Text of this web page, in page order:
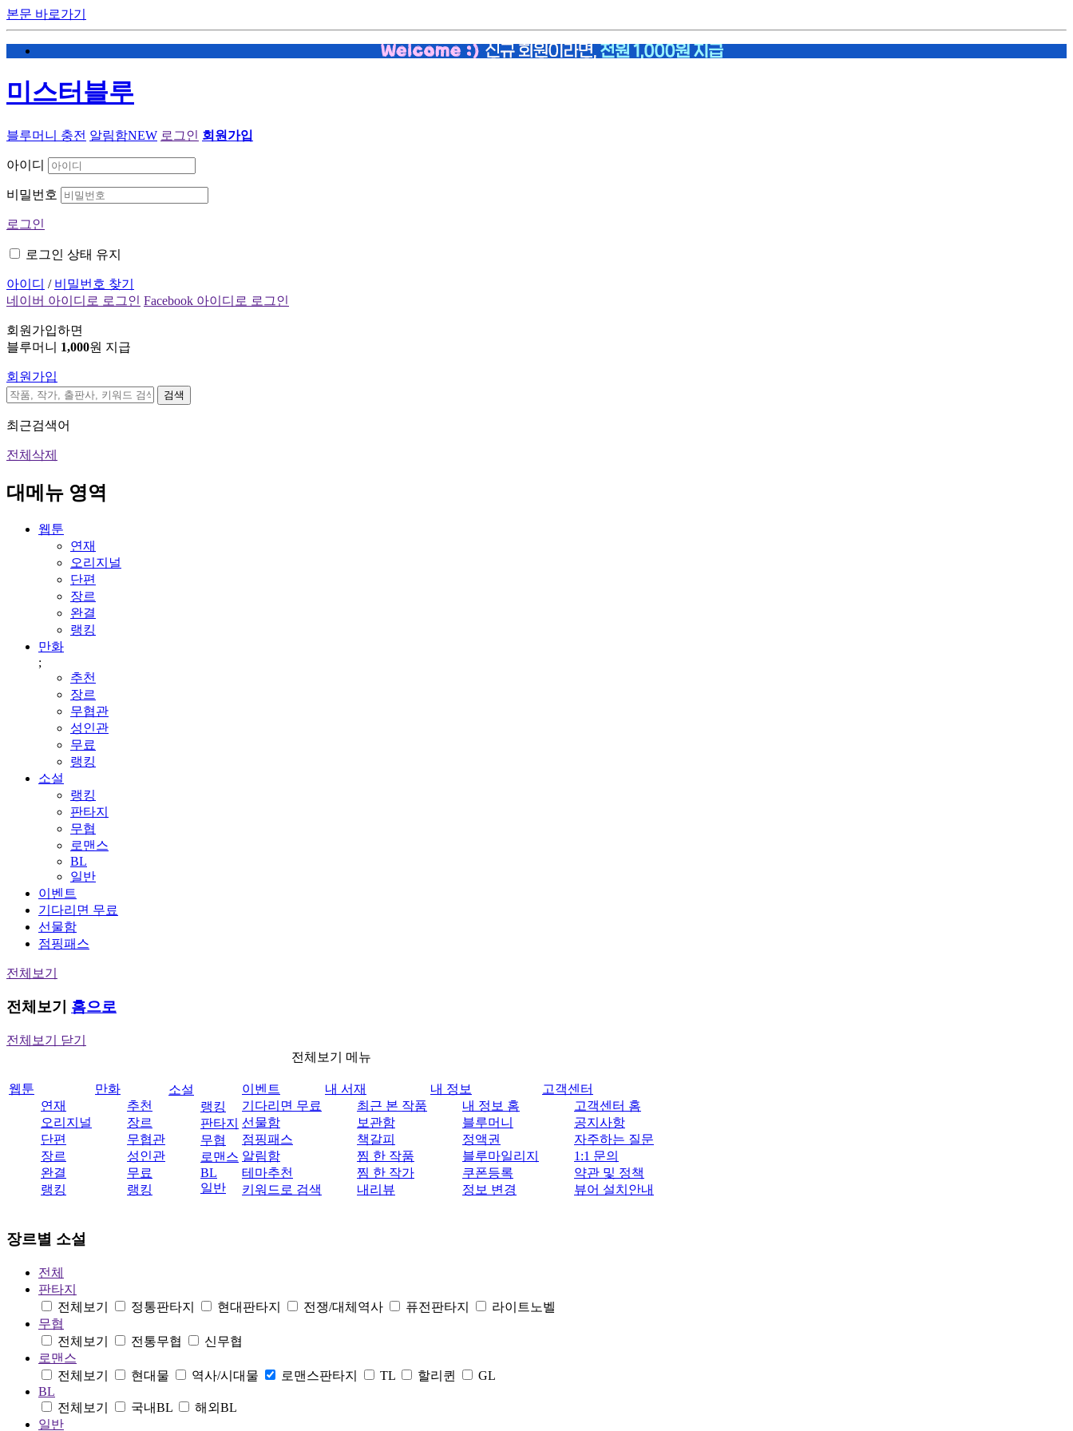
본문 바로가기
미스터블루
블루머니 충전 알림함NEW 로그인 회원가입
아이디
비밀번호
로그인
로그인 상태 유지
아이디 / 비밀번호 찾기
네이버 아이디로 로그인 Facebook 아이디로 로그인
회원가입하면
블루머니 1,000원 지급
회원가입
검색
최근검색어
전체삭제
대메뉴 영역
웹툰
연재
오리지널
단편
장르
완결
랭킹
만화
;
추천
장르
무협관
성인관
무료
랭킹
소설
랭킹
판타지
무협
로맨스
BL
일반
이벤트
기다리면 무료
선물함
점핑패스
전체보기
전체보기 홈으로
전체보기 닫기
전체보기 메뉴
웹툰
연재
오리지널
단편
장르
완결
랭킹
만화
추천
장르
무협관
성인관
무료
랭킹
소설
랭킹
판타지
무협
로맨스
BL
일반
이벤트
기다리면 무료
선물함
점핑패스
알림함
테마추천
키워드로 검색
내 서재
최근 본 작품
보관함
책갈피
찜 한 작품
찜 한 작가
내리뷰
내 정보
내 정보 홈
블루머니
정액권
블루마일리지
쿠폰등록
정보 변경
고객센터
고객센터 홈
공지사항
자주하는 질문
1:1 문의
약관 및 정책
뷰어 설치안내
장르별 소설
전체
판타지
전체보기
정통판타지 현대판타지 전쟁/대체역사 퓨전판타지
라이트노벨
무협
전체보기
전통무협
신무협
로맨스
전체보기
현대물 역사/시대물 로맨스판타지 TL 할리퀸
GL
BL
전체보기
국내BL
해외BL
일반